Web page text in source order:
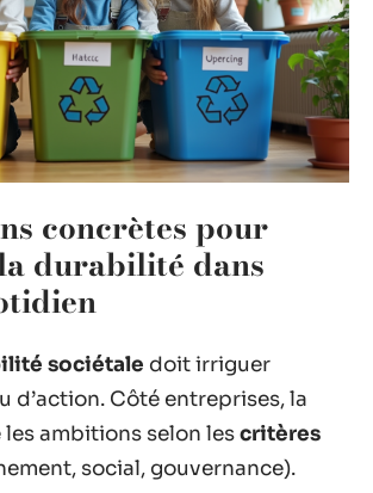
concrètes pour
durabilité dans
sociétale doit irriguer
d’action. Côté entreprises, la
ambitions selon lescritères
social, gouvernance).